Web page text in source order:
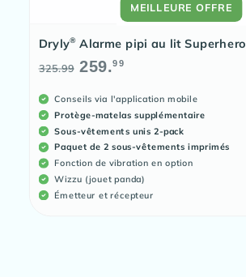
Dryly® Alarme pipi au lit Superhero
Prix
325.99 Prix
259.99
MEILLEURE OFFRE
Conseils via l'application mobile
Protège-matelas supplémentaire
Sous-vêtements unis 2-pack
Paquet de 2 sous-vêtements imprimés
Fonction de vibration en option
Wizzu (jouet panda)
Émetteur et récepteur